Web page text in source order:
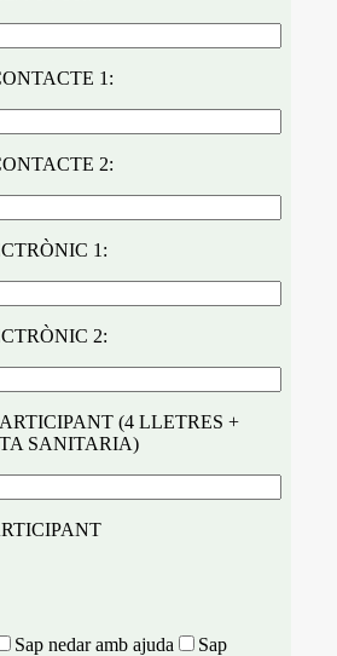
1:
2:
1:
2:
(4 LLETRES +
SANITARIA)
Sap nedar amb ajuda
Sap